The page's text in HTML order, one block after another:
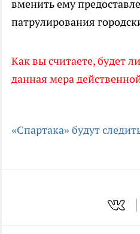
вменить ему
патрулирования
Как вы считаете, будет ли
данная мера
«Спартака» будут